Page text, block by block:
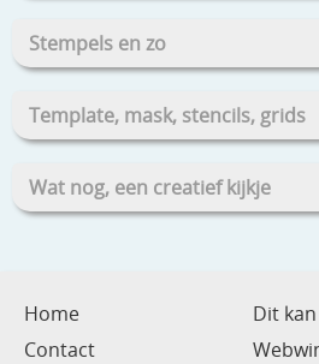
Stempels en zo
Template, mask, stencils, grids
Wat nog, een creatief kijkje
Home
Dit
Contact